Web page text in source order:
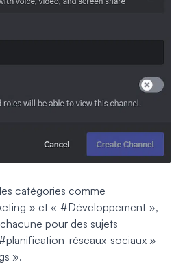
catégories comme
» et « #Développement »,
pour des sujets
réseaux-sociaux »
».